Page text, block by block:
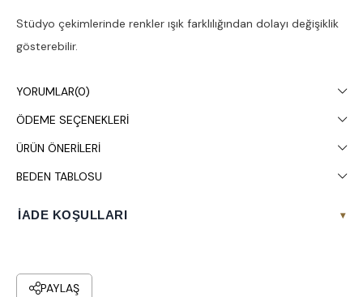
Stüdyo çekimlerinde renkler ışık farklılığından dolayı değişiklik
gösterebilir.
YORUMLAR(0)
ÖDEME SEÇENEKLERI
ÜRÜN ÖNERILERI
BEDEN TABLOSU
İADE KOŞULLARI ▾
PAYLAŞ